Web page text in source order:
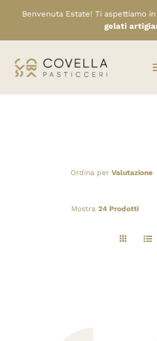
Benvenuta Estate! Ti aspettiamo
gelati
Ordina per Valutazione
Mostra 24 Prodotti